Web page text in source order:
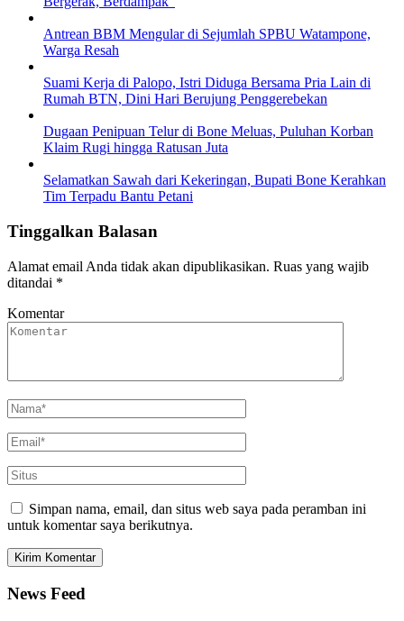
Antrean BBM Mengular di Sejumlah SPBU Watampone,
Warga Resah
Suami Kerja di Palopo, Istri Diduga Bersama Pria Lain di
Rumah BTN, Dini Hari Berujung Penggerebekan
Dugaan Penipuan Telur di Bone Meluas, Puluhan Korban
Klaim Rugi hingga Ratusan Juta
Selamatkan Sawah dari Kekeringan, Bupati Bone Kerahkan
Tim Terpadu Bantu Petani
Tinggalkan Balasan
Alamat email Anda tidak akan dipublikasikan. Ruas yang wajib
ditandai *
Komentar
Simpan nama, email, dan situs web saya pada peramban ini
untuk komentar saya berikutnya.
News Feed